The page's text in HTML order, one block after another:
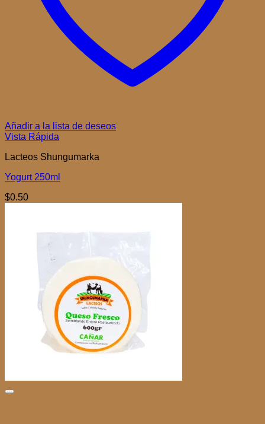
Añadir a la lista de deseos
Vista Rápida
Lacteos Shungumarka
Yogurt 250ml
$0.50